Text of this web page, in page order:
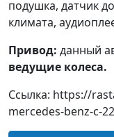
подушка, датчик
климата,
Привод: данный
ведущие колеса.
Ссылка: https://
mercedes-benz-c-